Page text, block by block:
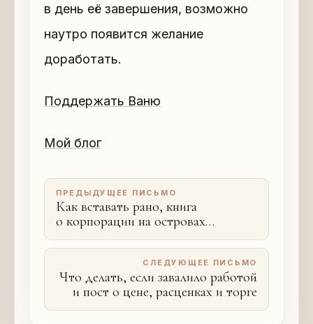
в день её завершения, возможно
наутро появится желание
доработать.
Поддержать Ваню
Мой блог
ПРЕДЫДУЩЕЕ ПИСЬМО
Как вставать рано, книга
о корпорации на островах
Полинезии и ложные страхи
СЛЕДУЮЩЕЕ ПИСЬМО
Что делать, если завалило работой
и пост о цене, расценках и торге